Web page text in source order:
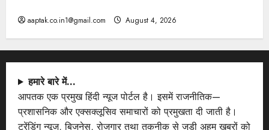
aaptak.co.in1@gmail.com August 4, 2026
हमारे बारे में…
आपतक एक प्रमुख हिंदी न्यूज पोर्टल है। इसमें राजनीतिक—
प्रशासनिक और एक्सक्लूसिव समाचारों को प्रमुखता दी जाती है।
ट्रेंडिंग न्यूज, बिजनेस, रोजगार तथा तकनीक से जुड़ी अहम खबरों को